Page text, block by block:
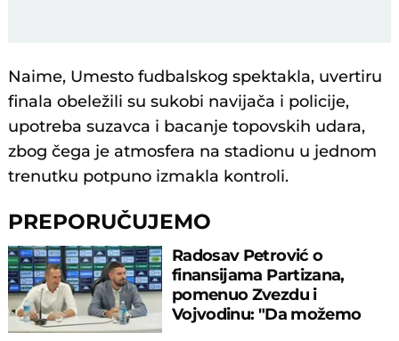
Naime, Umesto fudbalskog spektakla, uvertiru
finala obeležili su sukobi navijača i policije,
upotreba suzavca i bacanje topovskih udara,
zbog čega je atmosfera na stadionu u jednom
trenutku potpuno izmakla kontroli.
PREPORUČUJEMO
Radosav Petrović o
finansijama Partizana,
pomenuo Zvezdu i
Vojvodinu: "Da možemo